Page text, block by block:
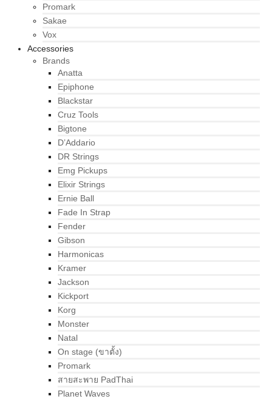
Promark
Sakae
Vox
Accessories
Brands
Anatta
Epiphone
Blackstar
Cruz Tools
Bigtone
D’Addario
DR Strings
Emg Pickups
Elixir Strings
Ernie Ball
Fade In Strap
Fender
Gibson
Harmonicas
Kramer
Jackson
Kickport
Korg
Monster
Natal
On stage (ขาตั้ง)
Promark
สายสะพาย PadThai
Planet Waves